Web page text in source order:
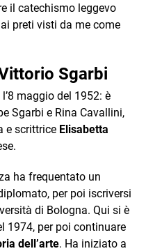
il catechismo leggevo
preti visti da me come
Sgarbi
maggio del 1952: è
Sgarbi e Rina Cavallini,
e scrittrice Elisabetta
ha frequentato un
per poi iscriversi
di Bologna. Qui si è
1974, per poi continuare
dell’arte. Ha iniziato a